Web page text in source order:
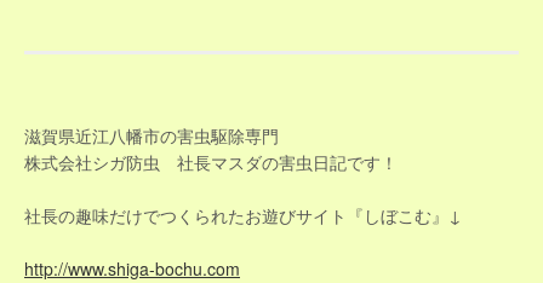
滋賀県近江八幡市の害虫駆除専門
株式会社シガ防虫 社長マスダの害虫日記です！
社長の趣味だけでつくられたお遊びサイト『しぼこむ』↓
http://www.shiga-bochu.com